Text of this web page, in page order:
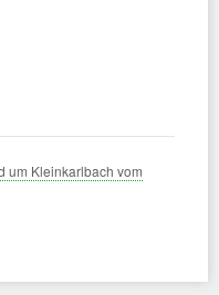
um Kleinkarlbach vom